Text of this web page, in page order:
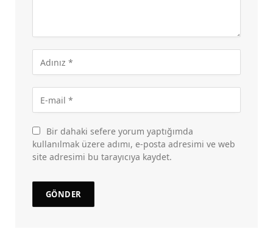
Bir dahaki sefere yorum yaptığımda
kullanılmak üzere adımı, e-posta adresimi ve web
site adresimi bu tarayıcıya kaydet.